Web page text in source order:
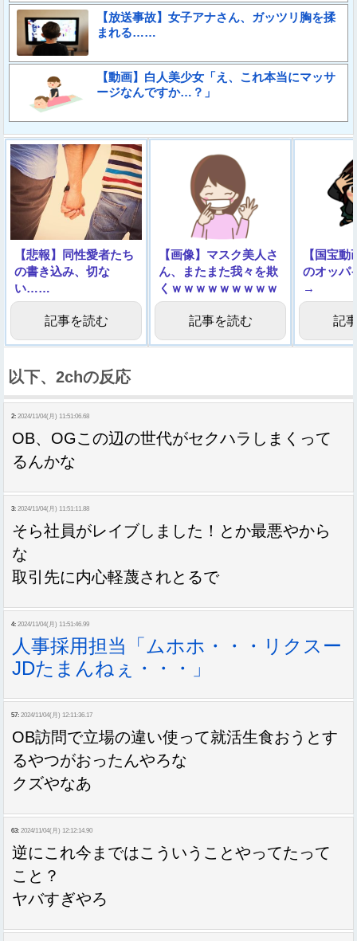
【放送事故】女子アナさん、ガッツリ胸を揉
まれる……
【動画】白人美少女「え、これ本当にマッサ
ージなんですか…？」
【悲報】同性愛者たち
の書き込み、切な
い……
記事を読む
【画像】マスク美人さ
ん、またまた我々を欺
くｗｗｗｗｗｗｗｗｗ
記事を読む
【国宝
のオッパ
→
記
以下、2chの反応
2: 2024/11/04(月) 11:51:06.68
OB、OGこの辺の世代がセクハラしまくって
るんかな
3: 2024/11/04(月) 11:51:11.88
そら社員がレイブしました！とか最悪やから
な
取引先に内心軽蔑されとるで
4: 2024/11/04(月) 11:51:46.99
人事採用担当「ムホホ・・・リクスー
JDたまんねぇ・・・」
57: 2024/11/04(月) 12:11:36.17
OB訪問で立場の違い使って就活生食おうとす
るやつがおったんやろな
クズやなあ
63: 2024/11/04(月) 12:12:14.90
逆にこれ今まではこういうことやってたって
こと？
ヤバすぎやろ